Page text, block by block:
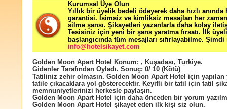
Kurumsal Üye Olun
Yıllık bir üyelik bedeli ödeyerek daha hızlı
garantisi. İsimsiz ve kimliksiz mesajları her zaman
silme şansı. Şikayetleri yazanlarla daha kolay
Tesisiniz için yeni bir şans yaratma fırsatı. İlk
başlangıcında tüm mesajları sıfırlayabilme. Şimdi
info@hotelsikayet.com
Golden Moon Apart Hotel Konum: , Kuşadası, Turkiye.
Gidenler Tarafından Oyladı. Sonuç: 0/ 10 (Kötü)
Tatiliniz zehir olmasın. Golden Moon Apart Hotel için
tatile çıkacaklara yol gösterecektir. Keyifli bir tatil için tatil
memnuniyetlerinizi herkesle paylaşın.
Golden Moon Apart Hotel için daha önceden bir yorum
Golden Moon Apart Hotel şikayet eden ilk kişi siz olun.